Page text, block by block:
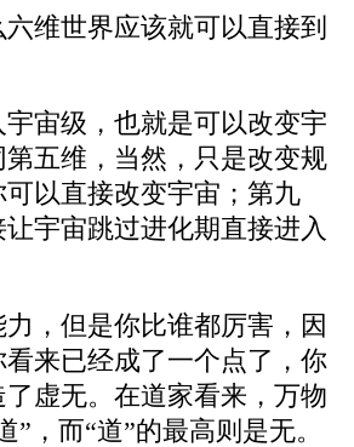
维世界应该就可以直接到
宙级，也就是可以改变宇
五维，当然，只是改变规
以直接改变宇宙；第九
宇宙跳过进化期直接进入
，但是你比谁都厉害，因
来已经成了一个点了，你
虚无。在道家看来，万物
”，而“道”的最高则是无。